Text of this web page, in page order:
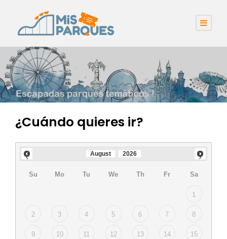
¿Cuándo quieres ir?
August 2026
Su Mo Tu We Th Fr Sa
1
2 3 4 5 6 7 8
9 10 11 12 13 14 15